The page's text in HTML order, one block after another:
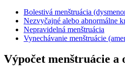
Bolestivá menštruácia
Nezvyčajné alebo abnormálne
Nepravidelná menštruácia
Vynechávanie menštruácie
Výpočet menštruácie a